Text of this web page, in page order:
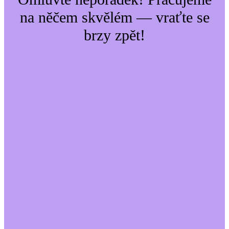
na něčem skvělém — vraťte se
brzy zpět!